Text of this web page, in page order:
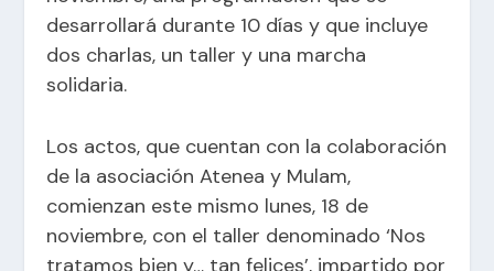
desarrollará durante 10 días y que incluye
dos charlas, un taller y una marcha
solidaria.
Los actos, que cuentan con la colaboración
de la asociación Atenea y Mulam,
comienzan este mismo lunes, 18 de
noviembre, con el taller denominado ‘Nos
tratamos bien y… tan felices’, impartido por